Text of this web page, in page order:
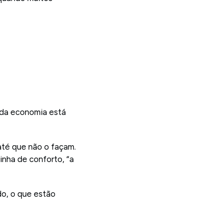
economia está
que não o façam.
de conforto, “a
o que estão